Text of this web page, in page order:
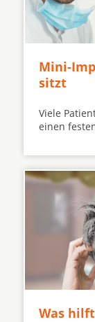
Mini-
sitzt
Viele
einen
Was